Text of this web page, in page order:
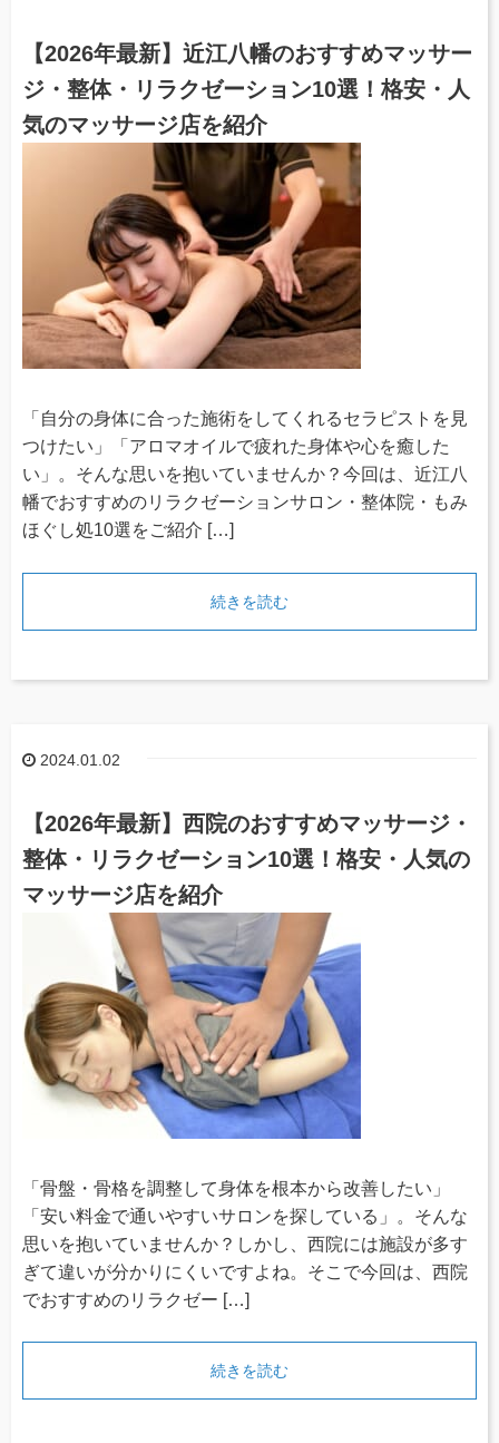
【2026年最新】近江八幡のおすすめマッサー
ジ・整体・リラクゼーション10選！格安・人
気のマッサージ店を紹介
「自分の身体に合った施術をしてくれるセラピストを見
つけたい」「アロマオイルで疲れた身体や心を癒した
い」。そんな思いを抱いていませんか？今回は、近江八
幡でおすすめのリラクゼーションサロン・整体院・もみ
ほぐし処10選をご紹介 […]
続きを読む
2024.01.02
【2026年最新】西院のおすすめマッサージ・
整体・リラクゼーション10選！格安・人気の
マッサージ店を紹介
「骨盤・骨格を調整して身体を根本から改善したい」
「安い料金で通いやすいサロンを探している」。そんな
思いを抱いていませんか？しかし、西院には施設が多す
ぎて違いが分かりにくいですよね。そこで今回は、西院
でおすすめのリラクゼー […]
続きを読む